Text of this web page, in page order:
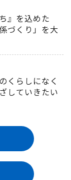
』を込めた
づくり」を大
くらしになく
していきたい